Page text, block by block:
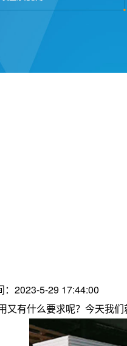
2023-5-29 17:44:00
有什么要求呢？今天我们